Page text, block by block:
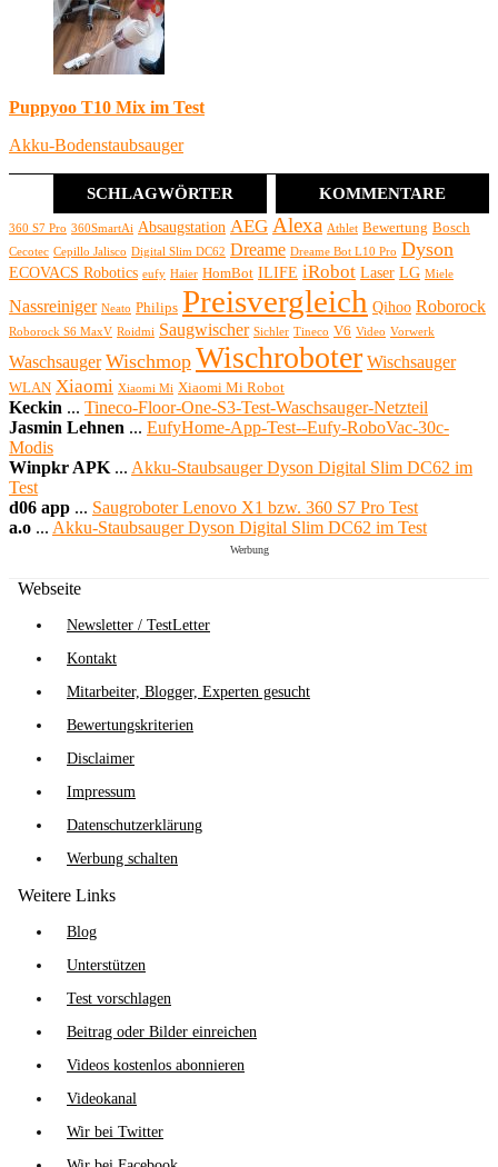
Puppyoo T10 Mix im Test
Akku-Bodenstaubsauger
SCHLAGWÖRTER KOMMENTARE
360 S7 Pro 360SmartAi Absaugstation AEG Alexa Athlet Bewertung Bosch
Cecotec Cepillo Jalisco Digital Slim DC62 Dreame Dreame Bot L10 Pro Dyson
ECOVACS Robotics eufy Haier HomBot ILIFE iRobot Laser LG Miele
Nassreiniger Neato Philips Preisvergleich Qihoo Roborock
Roborock S6 MaxV Roidmi Saugwischer Sichler Tineco V6 Video Vorwerk
Waschsauger Wischmop Wischroboter Wischsauger
WLAN Xiaomi Xiaomi Mi Xiaomi Mi Robot
Keckin ... Tineco-Floor-One-S3-Test-Waschsauger-Netzteil
Jasmin Lehnen ... EufyHome-App-Test--Eufy-RoboVac-30c-
Modis
Winpkr APK ... Akku-Staubsauger Dyson Digital Slim DC62 im
Test
d06 app ... Saugroboter Lenovo X1 bzw. 360 S7 Pro Test
a.o ... Akku-Staubsauger Dyson Digital Slim DC62 im Test
Werbung
Webseite
Newsletter / TestLetter
Kontakt
Mitarbeiter, Blogger, Experten gesucht
Bewertungskriterien
Disclaimer
Impressum
Datenschutzerklärung
Werbung schalten
Weitere Links
Blog
Unterstützen
Test vorschlagen
Beitrag oder Bilder einreichen
Videos kostenlos abonnieren
Videokanal
Wir bei Twitter